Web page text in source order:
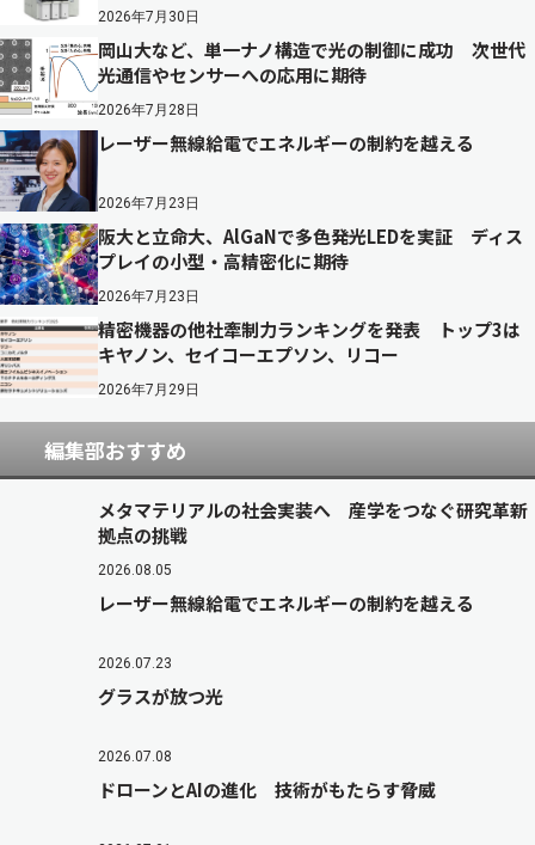
2026年7月30日
岡山大など、単一ナノ構造で光の制御に成功 次世代
光通信やセンサーへの応用に期待
2026年7月28日
レーザー無線給電でエネルギーの制約を越える
2026年7月23日
阪大と立命大、AlGaNで多色発光LEDを実証 ディス
プレイの小型・高精密化に期待
2026年7月23日
精密機器の他社牽制力ランキングを発表 トップ3は
キヤノン、セイコーエプソン、リコー
2026年7月29日
編集部おすすめ
メタマテリアルの社会実装へ 産学をつなぐ研究革新
拠点の挑戦
2026.08.05
レーザー無線給電でエネルギーの制約を越える
2026.07.23
グラスが放つ光
2026.07.08
ドローンとAIの進化 技術がもたらす脅威